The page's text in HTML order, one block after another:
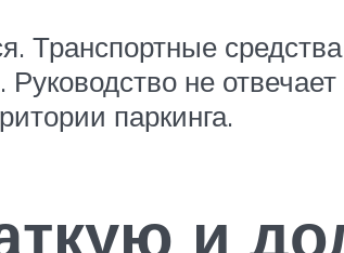
Транспортные
Руководство не
паркинга.
и